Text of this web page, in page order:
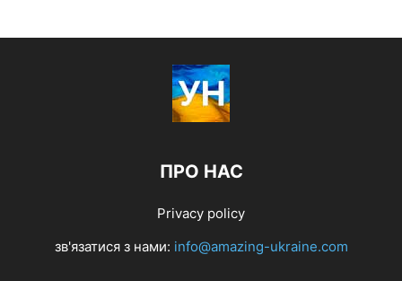
ПРО НАС
Privacy policy
зв'язатися з нами: info@amazing-ukraine.com